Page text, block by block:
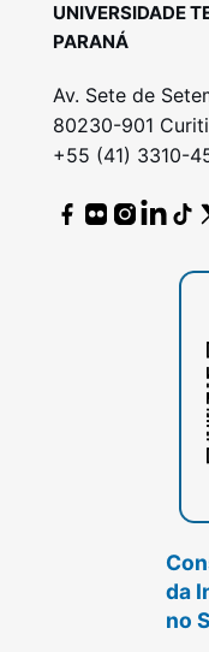
UNIVERSIDADE
PARANÁ
Av. Sete de
80230-901
+55 (41) 3310-
da
no